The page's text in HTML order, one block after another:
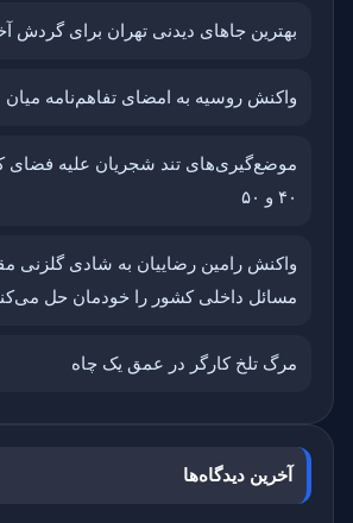
بهترین جاهای دیدنی تهران برای گردش
واکنش روسیه به امضای تفاهم‌نامه میان
موضع‌گیری‌های تند شجریان علیه فضای
۴۰ و ۵۰
واکنش رامین رضاییان به شادی گلزنی
مسائل داخلی کشور را خودمان حل
مرگ تلخ کارگر در عمق یک چاه
آخرین دیدگاه‌ها